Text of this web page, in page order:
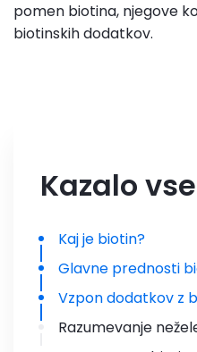
pomen biotina, njegove
biotinskih dodatkov.
Kazalo
Kaj je biotin?
Glavne prednosti
Vzpon dodatkov z
Razumevanje